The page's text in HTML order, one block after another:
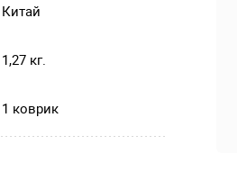
Китай
1,27 кг.
1 коврик